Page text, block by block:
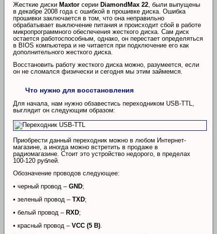
Жесткие диски Maxtor серии DiamondMax 22 , были выпущены
в декабре 2008 года с ошибкой в прошивке диска. Ошибка
прошивки заключается в том, что она неправильно
обрабатывает выключение питания и происходит сбой в работе
микропрограммного обеспечения жесткого диска. Сам диск
остается работоспособным, однако, он перестает определяться
в BIOS компьютера и не читается при подключение его как
дополнительного жесткого диска.
Восстановить работу жесткого диска можно, разумеется, если
он не сломался физически и сегодня мы этим займемся.
Что нужно для восстановления
Для начала, нам нужно обзавестись переходником USB-TTL,
выглядит он следующим образом:
Приобрести данный переходник можно в любом Интернет-
магазине, а иногда можно встретить в продаже в
радиомагазине. Стоит это устройство недорого, в пределах
100-120 рублей.
Обозначение проводов следующее:
• черный провод – GND;
• зеленый провод – TXD;
• белый провод – RXD;
• красный провод – VCC (5 В)